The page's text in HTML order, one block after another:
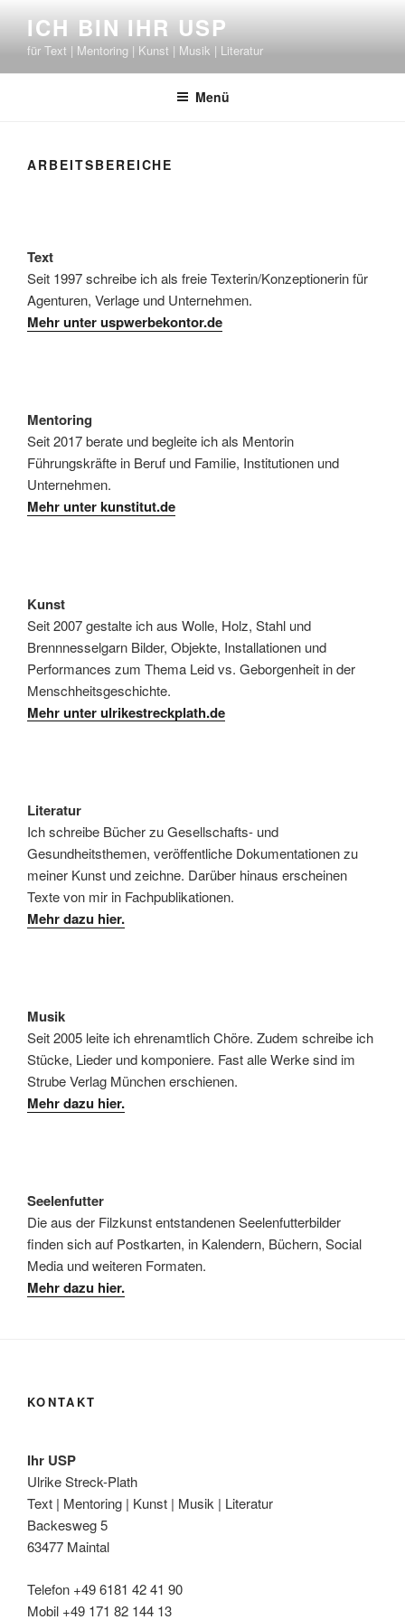
springen
ICH BIN IHR USP
für Text | Mentoring | Kunst | Musik | Literatur
Menü
ARBEITSBEREICHE
Text
Seit 1997 schreibe ich als freie Texterin/Konzeptionerin für
Agenturen, Verlage und Unternehmen.
Mehr unter uspwerbekontor.de
Mentoring
Seit 2017 berate und begleite ich als Mentorin
Führungskräfte in Beruf und Familie, Institutionen und
Unternehmen.
Mehr unter kunstitut.de
Kunst
Seit 2007 gestalte ich aus Wolle, Holz, Stahl und
Brennnesselgarn Bilder, Objekte, Installationen und
Performances zum Thema Leid vs. Geborgenheit in der
Menschheitsgeschichte.
Mehr unter ulrikestreckplath.de
Literatur
Ich schreibe Bücher zu Gesellschafts- und
Gesundheitsthemen, veröffentliche Dokumentationen zu
meiner Kunst und zeichne. Darüber hinaus erscheinen
Texte von mir in Fachpublikationen.
Mehr dazu hier.
Musik
Seit 2005 leite ich ehrenamtlich Chöre. Zudem schreibe ich
Stücke, Lieder und komponiere. Fast alle Werke sind im
Strube Verlag München erschienen.
Mehr dazu hier.
Seelenfutter
Die aus der Filzkunst entstandenen Seelenfutterbilder
finden sich auf Postkarten, in Kalendern, Büchern, Social
Media und weiteren Formaten.
Mehr dazu hier.
KONTAKT
Ihr USP
Ulrike Streck-Plath
Text | Mentoring | Kunst | Musik | Literatur
Backesweg 5
63477 Maintal
Telefon +49 6181 42 41 90
Mobil +49 171 82 144 13